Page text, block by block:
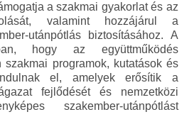
a szakmai gyakorlat és az
valamint hozzájárul a
utánpótlás biztosításához. A
hogy az együttműködés
szakmai programok, kutatások és
el, amelyek erősítik a
fejlődését és nemzetközi
szakember-utánpótlást